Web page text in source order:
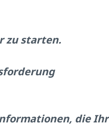
zu starten.
die Ihr